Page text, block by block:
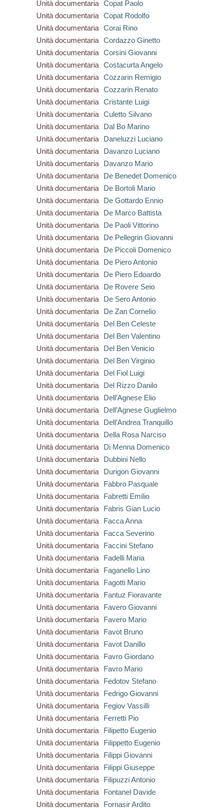
Unità documentaria
Copat Paolo
Unità documentaria
Copat Rodolfo
Unità documentaria
Corai Rino
Unità documentaria
Cordazzo Ginetto
Unità documentaria
Corsini Giovanni
Unità documentaria
Costacurta Angelo
Unità documentaria
Cozzarin Remigio
Unità documentaria
Cozzarin Renato
Unità documentaria
Cristante Luigi
Unità documentaria
Culetto Silvano
Unità documentaria
Dal Bo Marino
Unità documentaria
Daneluzzi Luciano
Unità documentaria
Davanzo Luciano
Unità documentaria
Davanzo Mario
Unità documentaria
De Benedet Domenico
Unità documentaria
De Bortoli Mario
Unità documentaria
De Gottardo Ennio
Unità documentaria
De Marco Battista
Unità documentaria
De Paoli Vittorino
Unità documentaria
De Pellegrin Giovanni
Unità documentaria
De Piccoli Domenico
Unità documentaria
De Piero Antonio
Unità documentaria
De Piero Edoardo
Unità documentaria
De Rovere Seio
Unità documentaria
De Sero Antonio
Unità documentaria
De Zan Cornelio
Unità documentaria
Del Ben Celeste
Unità documentaria
Del Ben Valentino
Unità documentaria
Del Ben Venicio
Unità documentaria
Del Ben Virginio
Unità documentaria
Del Fiol Luigi
Unità documentaria
Del Rizzo Danilo
Unità documentaria
Dell’Agnese Elio
Unità documentaria
Dell’Agnese Guglielmo
Unità documentaria
Dell’Andrea Tranquillo
Unità documentaria
Della Rosa Narciso
Unità documentaria
Di Menna Domenico
Unità documentaria
Dubbini Nello
Unità documentaria
Durigon Giovanni
Unità documentaria
Fabbro Pasquale
Unità documentaria
Fabretti Emilio
Unità documentaria
Fabris Gian Lucio
Unità documentaria
Facca Anna
Unità documentaria
Facca Severino
Unità documentaria
Faccini Stefano
Unità documentaria
Fadelli Maria
Unità documentaria
Faganello Lino
Unità documentaria
Fagotti Mario
Unità documentaria
Fantuz Fioravante
Unità documentaria
Favero Giovanni
Unità documentaria
Favero Mario
Unità documentaria
Favot Bruno
Unità documentaria
Favot Danillo
Unità documentaria
Favro Giordano
Unità documentaria
Favro Mario
Unità documentaria
Fedotov Stefano
Unità documentaria
Fedrigo Giovanni
Unità documentaria
Fegiov Vassilli
Unità documentaria
Ferretti Pio
Unità documentaria
Filipetto Eugenio
Unità documentaria
Filippetto Eugenio
Unità documentaria
Filippi Giovanni
Unità documentaria
Filippi Giuseppe
Unità documentaria
Filipuzzi Antonio
Unità documentaria
Fontanel Davide
Unità documentaria
Fornasir Ardito